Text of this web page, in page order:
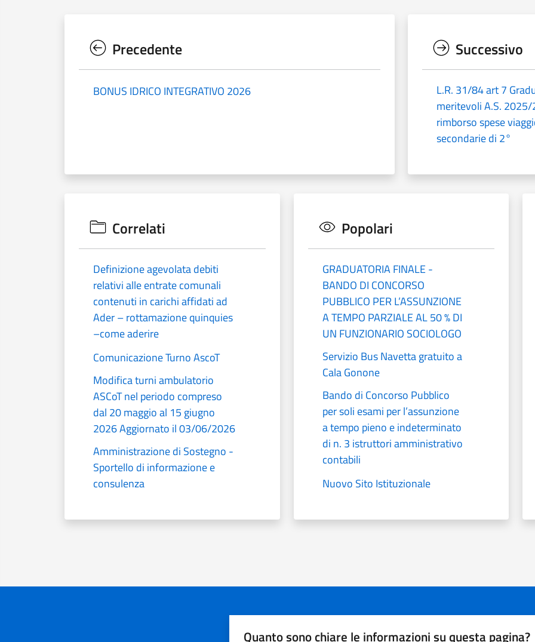
Precedente
BONUS IDRICO INTEGRATIVO 2026
Successivo
L.R. 31/84 art 7
meritevoli A.S.
rimborso spese
secondarie di 2°
Correlati
Definizione agevolata debiti
relativi alle entrate comunali
contenuti in carichi affidati ad
Ader – rottamazione quinquies
–come aderire
Comunicazione Turno AscoT
Modifica turni ambulatorio
ASCoT nel periodo compreso
dal 20 maggio al 15 giugno
2026 Aggiornato il 03/06/2026
Amministrazione di Sostegno -
Sportello di informazione e
consulenza
Popolari
GRADUATORIA FINALE -
BANDO DI CONCORSO
PUBBLICO PER L’ASSUNZIONE
A TEMPO PARZIALE AL 50 % DI
UN FUNZIONARIO SOCIOLOGO
Servizio Bus Navetta gratuito a
Cala Gonone
Bando di Concorso Pubblico
per soli esami per l’assunzione
a tempo pieno e indeterminato
di n. 3 istruttori amministrativo
contabili
Nuovo Sito Istituzionale
Quanto sono chiare le informazioni su questa pagina?